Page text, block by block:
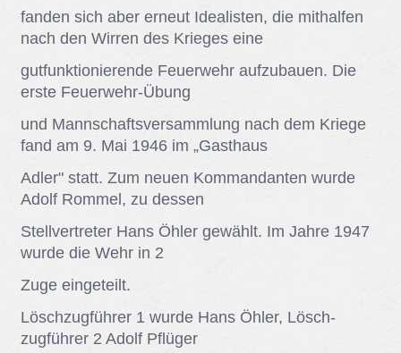
fan­den sich aber er­neut Idea­lis­ten, die mit­hal­fen
nach den Wir­ren des Krie­ges eine
gut­funk­tio­nie­ren­de Feu­er­wehr auf­zu­bau­en. Die
ers­te Feu­er­wehr-Übung
und Mann­schafts­ver­samm­lung nach dem Krie­ge
fand am 9. Mai 1946 im „Gast­haus
Ad­ler" statt. Zum neu­en Kom­man­dan­ten wur­de
Adolf Rom­mel, zu des­sen
Stell­ver­tre­ter Hans Öhler ge­wählt. Im Jah­re 1947
wur­de die Wehr in 2
Zuge ein­ge­teilt.
Lösch­zugfüh­rer 1 wur­de Hans Öhler, Lösch­
zugfüh­rer 2 Adolf Pflü­ger